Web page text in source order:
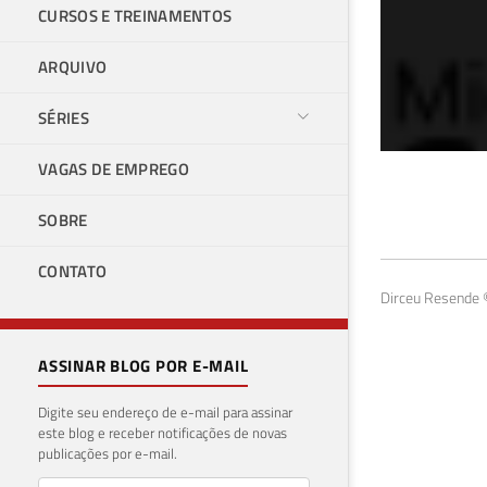
CURSOS E TREINAMENTOS
ARQUIVO
SÉRIES
VAGAS DE EMPREGO
SOBRE
CONTATO
ASSINAR BLOG POR E-MAIL
Digite seu endereço de e-mail para assinar
este blog e receber notificações de novas
publicações por e-mail.
22 de
Dirceu